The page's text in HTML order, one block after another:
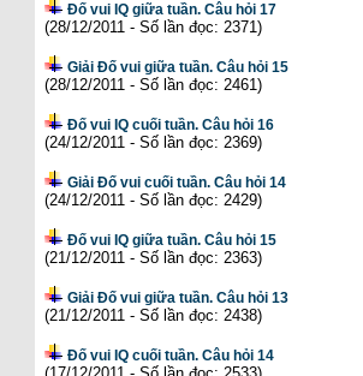
Đố vui IQ giữa tuần. Câu hỏi 17
(28/12/2011 - Số lần đọc: 2371)
Giải Đố vui giữa tuần. Câu hỏi 15
(28/12/2011 - Số lần đọc: 2461)
Đố vui IQ cuối tuần. Câu hỏi 16
(24/12/2011 - Số lần đọc: 2369)
Giải Đố vui cuối tuần. Câu hỏi 14
(24/12/2011 - Số lần đọc: 2429)
Đố vui IQ giữa tuần. Câu hỏi 15
(21/12/2011 - Số lần đọc: 2363)
Giải Đố vui giữa tuần. Câu hỏi 13
(21/12/2011 - Số lần đọc: 2438)
Đố vui IQ cuối tuần. Câu hỏi 14